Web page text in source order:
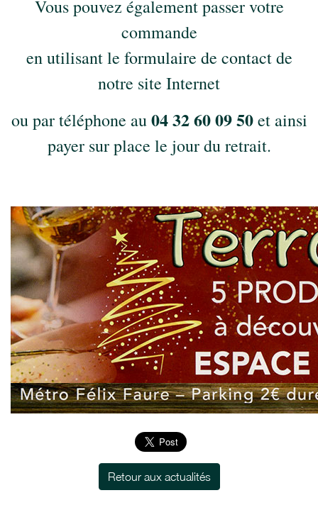
Vous pouvez également passer votre
commande
en utilisant le formulaire de contactde
notre site Internet
ou par téléphone au04 32 60 09 50et ainsi
payer sur place le jour du retrait.
Retour aux actualités